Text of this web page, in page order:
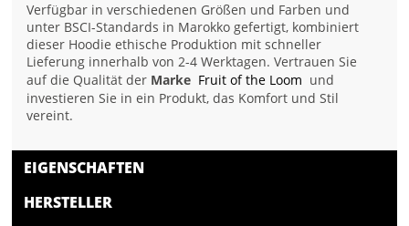
Verfügbar in verschiedenen Größen und Farben und
unter BSCI-Standards in Marokko gefertigt, kombiniert
dieser Hoodie ethische Produktion mit schneller
Lieferung innerhalb von 2-4 Werktagen. Vertrauen Sie
auf die Qualität der Marke Fruit of the Loom und
investieren Sie in ein Produkt, das Komfort und Stil
vereint.
EIGENSCHAFTEN
HERSTELLER